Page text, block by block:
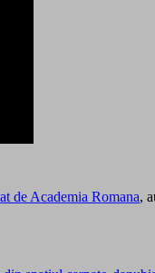
de Academia Romana,